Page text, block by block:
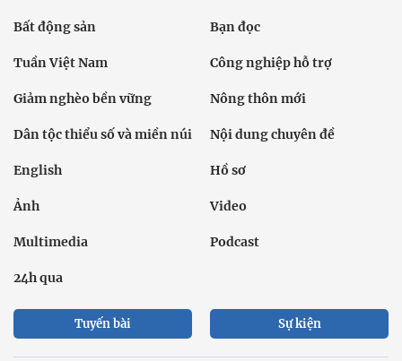
Bất động sản Bạn đọc
Tuần Việt Nam Công nghiệp hỗ trợ
Giảm nghèo bền vững Nông thôn mới
Dân tộc thiểu số và miền núi Nội dung chuyên đề
English Hồ sơ
Ảnh Video
Multimedia Podcast
24h qua
Tuyến bài Sự kiện